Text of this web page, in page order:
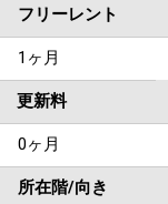
フリーレント
1ヶ月
更新料
0ヶ月
所在階/向き